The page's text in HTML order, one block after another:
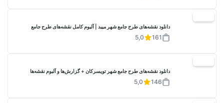
دانلود نقشه‌های طرح جامع شهر میبد | آلبوم کامل نقشه‌های طرح جامع
161
5,0
دانلود نقشه‌های طرح جامع شهر تویسرکان + گزارش‌ها و آلبوم نقشه‌ها
146
5,0